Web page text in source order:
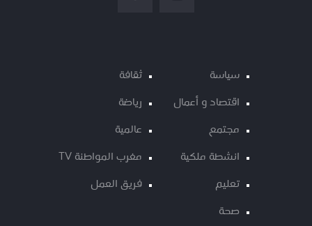
سياسة
اقتصاد و أعمال
مجتمع
انشطة ملكية
تعليم
صحة
ثقافة
رياضة
عالمية
مغرب المواطنة TV
فريق العمل